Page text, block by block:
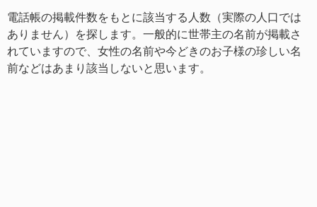
電話帳の掲載件数をもとに該当する人数（実際の人口では
ありません）を探します。一般的に世帯主の名前が掲載さ
れていますので、女性の名前や今どきのお子様の珍しい名
前などはあまり該当しないと思います。